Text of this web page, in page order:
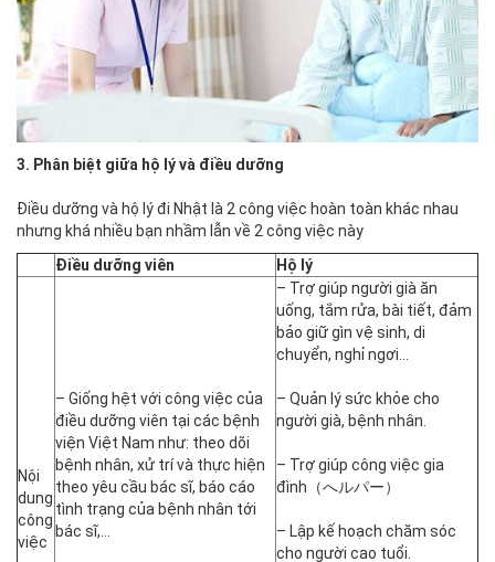
3. Phân biệt giữa hộ lý và điều dưỡng
Điều dưỡng và hộ lý đi Nhật là 2 công việc hoàn toàn khác nhau
nhưng khá nhiều bạn nhầm lẫn về 2 công việc này
Điều dưỡng viên
Hộ lý
Nội
dung
công
việc
– Giống hệt với công việc của
điều dưỡng viên tại các bệnh
viện Việt Nam như: theo dõi
bệnh nhân, xử trí và thực hiện
theo yêu cầu bác sĩ, báo cáo
tình trạng của bệnh nhân tới
bác sĩ,…
– Trợ giúp người già ăn
uống, tắm rửa, bài tiết, đảm
bảo giữ gìn vệ sinh, di
chuyển, nghỉ ngơi…
– Quản lý sức khỏe cho
người già, bệnh nhân.
– Trợ giúp công việc gia
đình（へルパー）
– Lập kế hoạch chăm sóc
cho người cao tuổi.